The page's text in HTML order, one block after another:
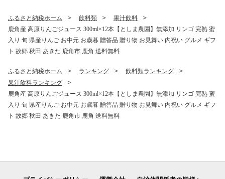
鹿角 送料無料
送料無料
ふるさと納税ホーム 飲料類
果汁飲料
鹿角産 高原りんごジュース 300ml×12本【としま農園】無添加 リンゴ 完熟 蜜
入り 旬 県産りんご お中元 お歳暮 贈答品 贈り物 お見舞い 内祝い グルメ ギフ
ト 故郷 秋田 あきた 鹿角市 鹿角 送料無料
ふるさと納税ホーム ランキング
飲料類ランキング
果汁飲料ランキング
鹿角産 高原りんごジュース 300ml×12本【としま農園】無添加 リンゴ 完熟 蜜
入り 旬 県産りんご お中元 お歳暮 贈答品 贈り物 お見舞い 内祝い グルメ ギフ
ト 故郷 秋田 あきた 鹿角市 鹿角 送料無料